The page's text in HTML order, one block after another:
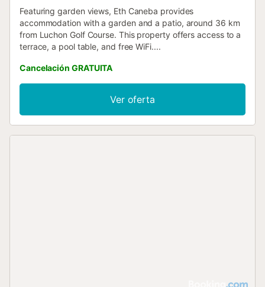
Featuring garden views, Eth Caneba provides
accommodation with a garden and a patio, around 36 km
from Luchon Golf Course. This property offers access to a
terrace, a pool table, and free WiFi....
Cancelación GRATUITA
Ver oferta